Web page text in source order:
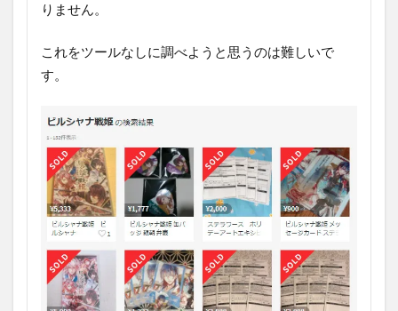
りません。
これをツールなしに調べようと思うのは難しいで
す。